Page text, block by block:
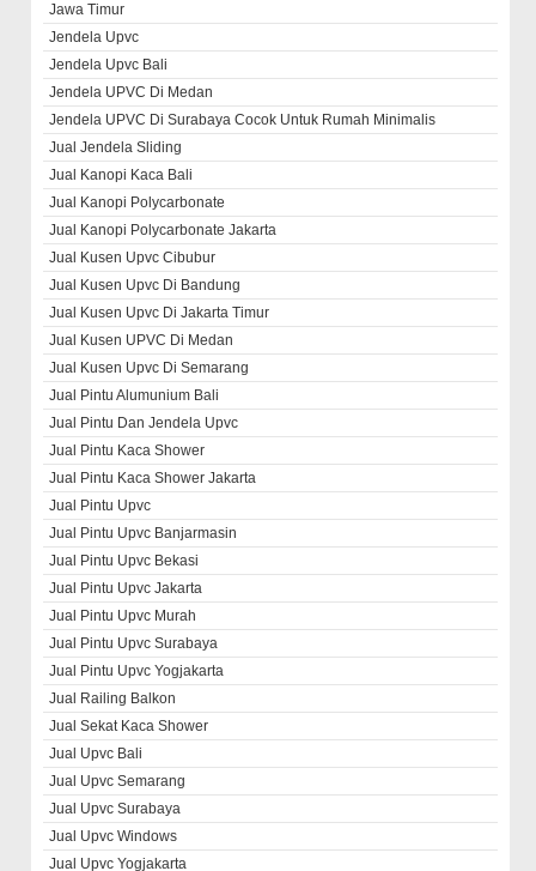
Jawa Timur
Jendela Upvc
Jendela Upvc Bali
Jendela UPVC Di Medan
Jendela UPVC Di Surabaya Cocok Untuk Rumah Minimalis
Jual Jendela Sliding
Jual Kanopi Kaca Bali
Jual Kanopi Polycarbonate
Jual Kanopi Polycarbonate Jakarta
Jual Kusen Upvc Cibubur
Jual Kusen Upvc Di Bandung
Jual Kusen Upvc Di Jakarta Timur
Jual Kusen UPVC Di Medan
Jual Kusen Upvc Di Semarang
Jual Pintu Alumunium Bali
Jual Pintu Dan Jendela Upvc
Jual Pintu Kaca Shower
Jual Pintu Kaca Shower Jakarta
Jual Pintu Upvc
Jual Pintu Upvc Banjarmasin
Jual Pintu Upvc Bekasi
Jual Pintu Upvc Jakarta
Jual Pintu Upvc Murah
Jual Pintu Upvc Surabaya
Jual Pintu Upvc Yogjakarta
Jual Railing Balkon
Jual Sekat Kaca Shower
Jual Upvc Bali
Jual Upvc Semarang
Jual Upvc Surabaya
Jual Upvc Windows
Jual Upvc Yogjakarta